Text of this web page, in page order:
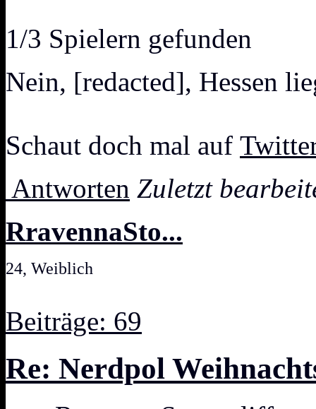
1/3 Spielern gefunden
Nein, [redacted], Hessen
Schaut doch mal auf
Antworten Zuletzt
RravennaSto...
24, Weiblich
Beiträge: 69
Re: Nerdpol